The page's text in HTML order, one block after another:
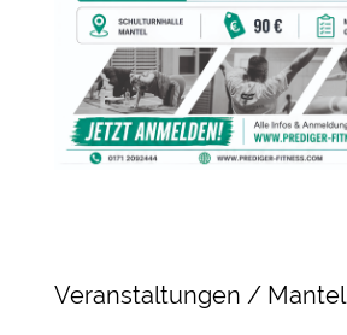
Veranstaltungen / Mantel